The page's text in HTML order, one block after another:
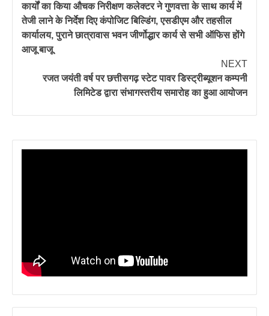
कार्यों का किया औचक निरीक्षण कलेक्टर ने गुणवत्ता के साथ कार्य में
तेजी लाने के निर्देश दिए कंपोजिट बिल्डिंग, एसडीएम और तहसील
कार्यालय, पुराने छात्रावास भवन जीर्णोद्धार कार्य से सभी ऑफिस होंगे
आजू बाजू
NEXT
रजत जयंती वर्ष पर छत्तीसगढ़ स्टेट पावर डिस्ट्रीब्यूशन कम्पनी
लिमिटेड द्वारा संभागस्तरीय समारोह का हुआ आयोजन